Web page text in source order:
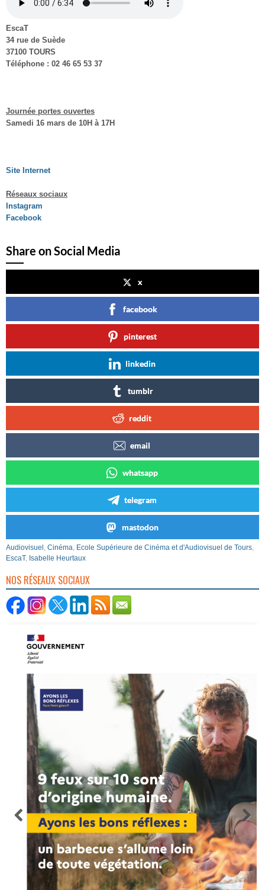
EscaT
34 rue de Suède
37100 TOURS
Téléphone : 02 46 65 53 37
Journée portes ouvertes
Samedi 16 mars de 10H à 17H
Site Internet
Réseaux sociaux
Instagram
Facebook
Share on Social Media
x
facebook
pinterest
linkedin
tumblr
reddit
email
whatsapp
telegram
mastodon
Audiovisuel Cinéma Ecole Supérieure de Cinéma et d'Audiovisuel de Tours
EscaT, Isabelle Heurtaux
NOS RÉSEAUX SOCIAUX